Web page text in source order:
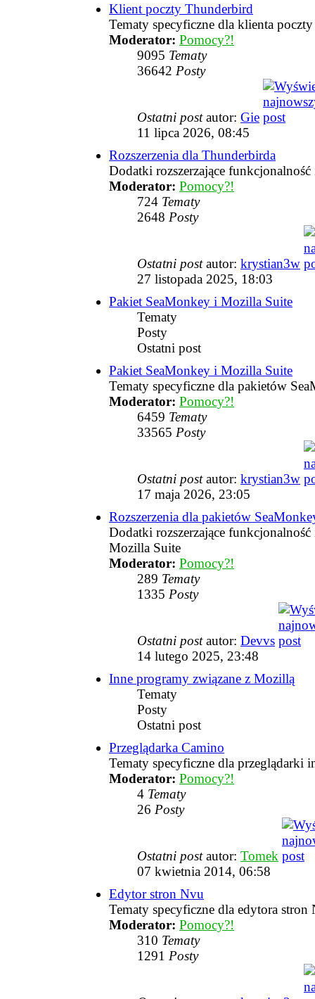
Klient poczty Thunderbird
Tematy specyficzne dla klienta
Moderator: Pomocy?!
9095 Tematy
36642 Posty
Ostatni postautor: Gie
11 lipca 2026, 08:45
Rozszerzenia dla Thunderbirda
Dodatki rozszerzające
Moderator: Pomocy?!
724 Tematy
2648 Posty
Ostatni postautor: krystian3w
27 listopada 2025, 18:03
Pakiet SeaMonkey i Mozilla Suite
Tematy
Posty
Ostatni post
Pakiet SeaMonkey i Mozilla Suite
Tematy specyficzne dla pakietów
Moderator: Pomocy?!
6459 Tematy
33565 Posty
Ostatni postautor: krystian3w
17 maja 2026, 23:05
Rozszerzenia dla pakietów
Dodatki rozszerzające
Mozilla Suite
Moderator: Pomocy?!
289 Tematy
1335 Posty
Ostatni postautor: Devvs
14 lutego 2025, 23:48
Inne programy związane z Mozillą
Tematy
Posty
Ostatni post
Przeglądarka Camino
Tematy specyficzne dla przeglądarki
Moderator: Pomocy?!
4 Tematy
26 Posty
Ostatni postautor: Tomek
07 kwietnia 2014, 06:58
Edytor stron Nvu
Tematy specyficzne dla edytora
Moderator: Pomocy?!
310 Tematy
1291 Posty